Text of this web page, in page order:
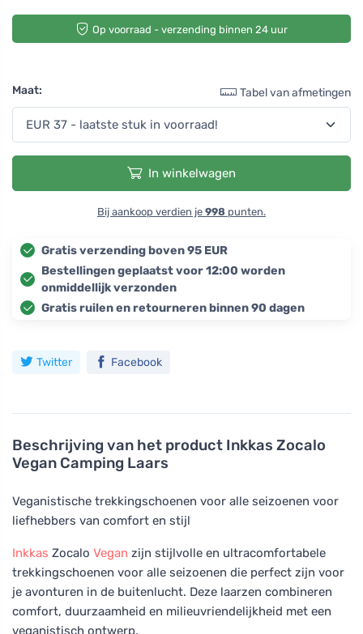
Beschrijving van het product Inkkas Zocalo
Vegan Camping Laars
Veganistische trekkingschoenen voor alle seizoenen voor
liefhebbers van comfort en stijl
Inkkas Zocalo Vegan zijn stijlvolle en ultracomfortabele
trekkingschoenen voor alle seizoenen die perfect zijn voor
je avonturen in de buitenlucht. Deze laarzen combineren
comfort, duurzaamheid en milieuvriendelijkheid met een
veganistisch ontwerp.
Op voorraad - verzending binnen 24 uur
Maat: Tabel van afmetingen
In winkelwagen
Bij aankoop verdien je 998 punten.
Gratis verzending boven 95 EUR
Bestellingen geplaatst voor 12:00 worden
onmiddellijk verzonden
Gratis ruilen en retourneren binnen 90 dagen
Twitter Facebook